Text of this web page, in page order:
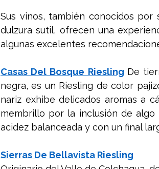
Sus vinos, también conocidos
dulzura sutil, ofrecen una
algunas excelentes
Casas Del Bosque Riesling De
negra, es un Riesling de color
nariz exhibe delicados aromas a
membrillo por la inclusión de
acidez balanceada y con un final
Sierras De Bellavista Riesling